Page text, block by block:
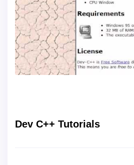
Dev C++ Tutorials